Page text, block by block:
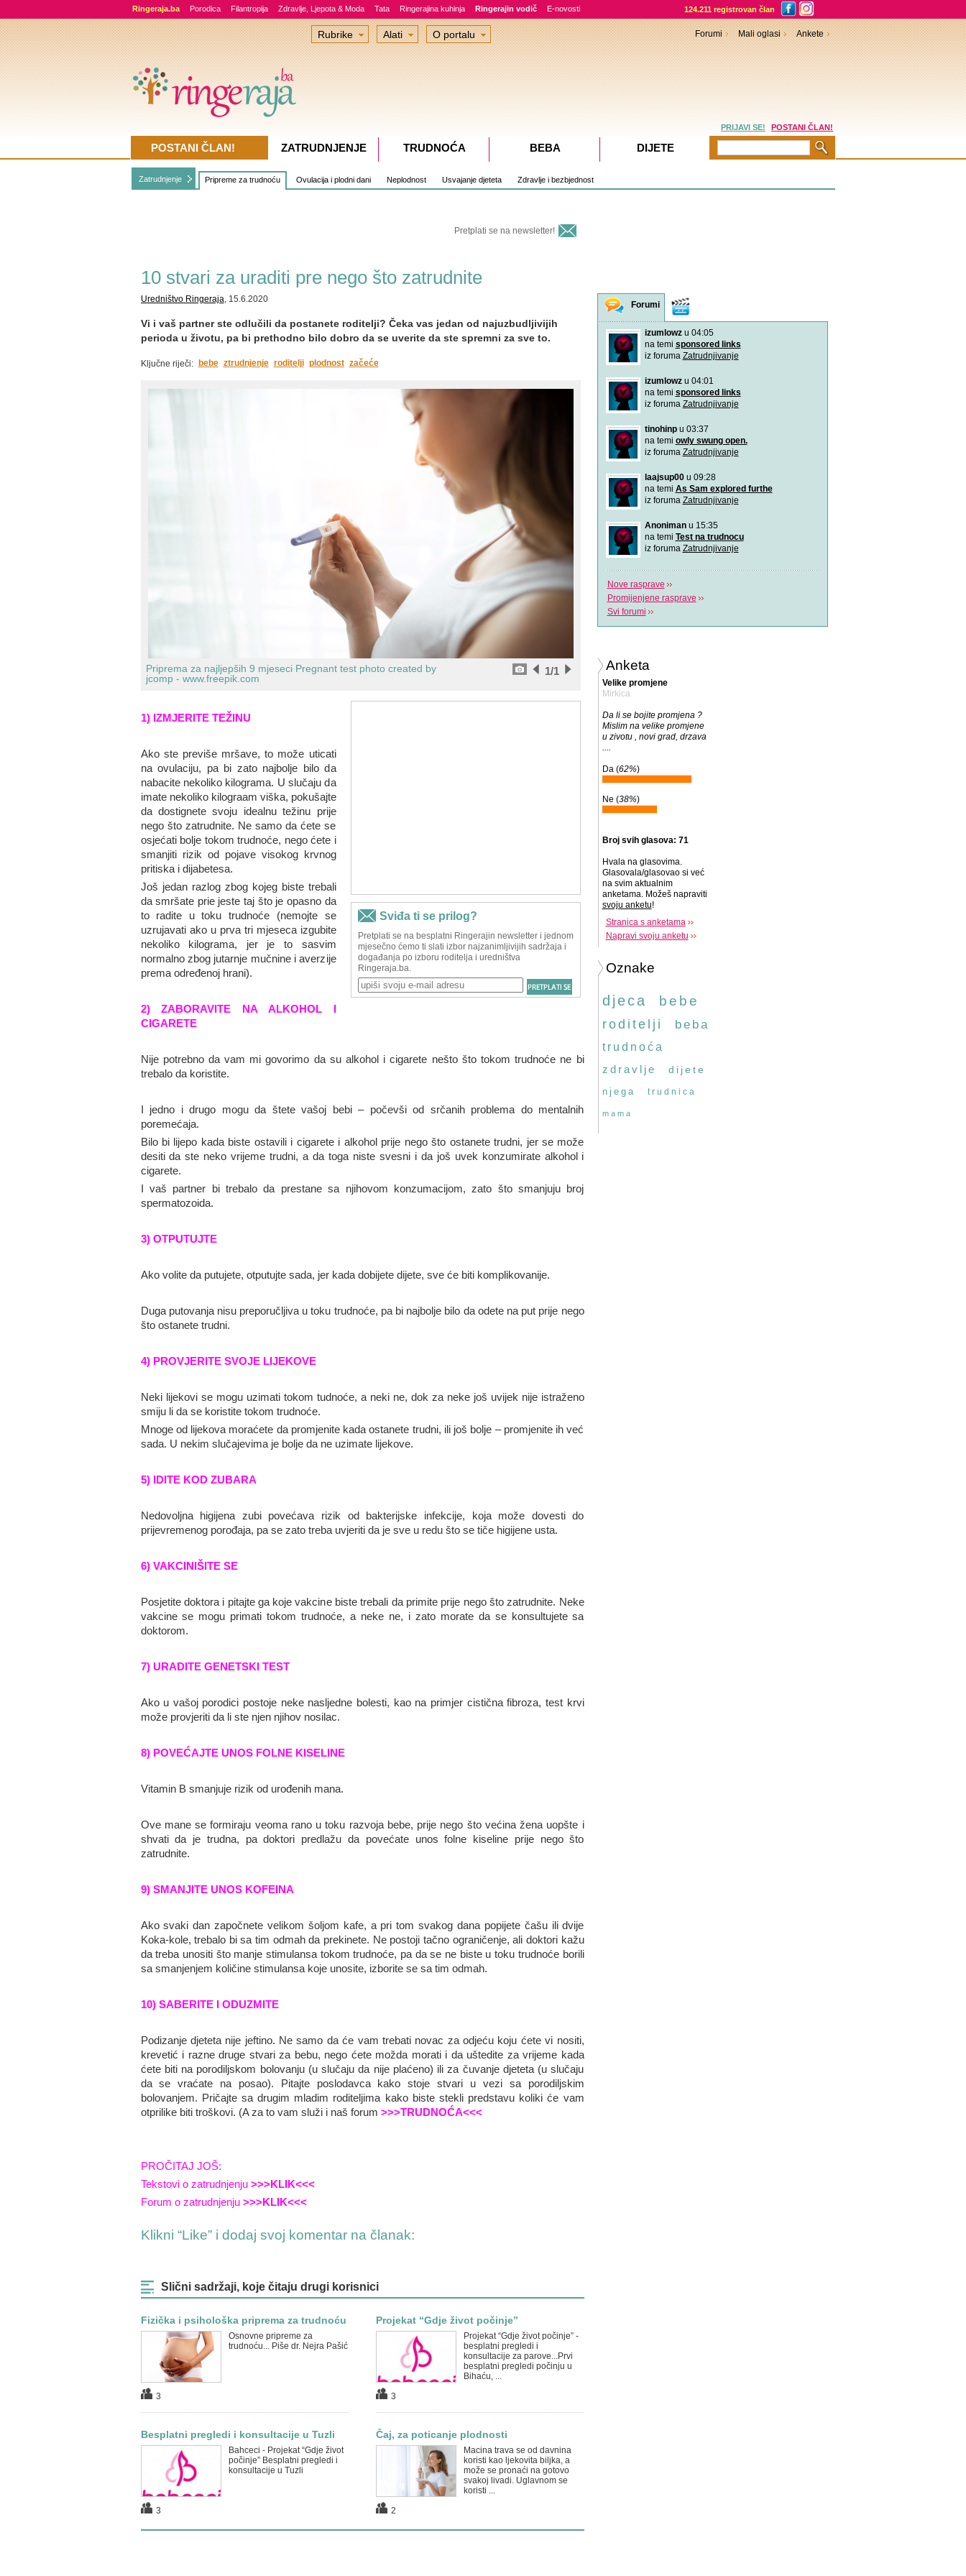
Ringeraja.ba Porodica Filantropija Zdravlje, Ljepota & Moda Tata Ringerajina kuhinja Ringerajin vodič E-novosti 124.211 registrovan član
Zatrudnjenje Pripreme za trudnoću Ovulacija i plodni dani Neplodnost Usvajanje djeteta Zdravlje i bezbjednost
Pretplati se na newsletter!
10 stvari za uraditi pre nego što zatrudnite
Uredništvo Ringeraja, 15.6.2020
Vi i vaš partner ste odlučili da postanete roditelji? Čeka vas jedan od najuzbudljivijih
perioda u životu, pa bi prethodno bilo dobro da se uverite da ste spremni za sve to.
Ključne riječi: bebe ztrudnjenje roditelji plodnost začeće
Priprema za najljepših 9 mjeseci Pregnant test photo created by
jcomp - www.freepik.com
/1
1
1) IZMJERITE TEŽINU
Ako ste previše mršave, to može uticati
na ovulaciju, pa bi zato najbolje bilo da
nabacite nekoliko kilograma. U slučaju da
imate nekoliko kilograam viška, pokušajte
da dostignete svoju idealnu težinu prije
nego što zatrudnite. Ne samo da ćete se
osjećati bolje tokom trudnoće, nego ćete i
smanjiti rizik od pojave visokog krvnog
pritiska i dijabetesa.
Još jedan razlog zbog kojeg biste trebali
da smršate prie jeste taj što je opasno da
to radite u toku trudnoće (nemojte se
uzrujavati ako u prva tri mjeseca izgubite
nekoliko kilograma, jer je to sasvim
normalno zbog jutarnje mučnine i averzije
prema određenoj hrani).
2) ZABORAVITE NA ALKOHOL I
CIGARETE
Nije potrebno da vam mi govorimo da su alkohol i cigarete nešto što tokom trudnoće ne bi
trebalo da koristite.
I jedno i drugo mogu da štete vašoj bebi – počevši od srčanih problema do mentalnih
poremećaja.
Bilo bi lijepo kada biste ostavili i cigarete i alkohol prije nego što ostanete trudni, jer se može
desiti da ste neko vrijeme trudni, a da toga niste svesni i da još uvek konzumirate alkohol i
cigarete.
I vaš partner bi trebalo da prestane sa njihovom konzumacijom, zato što smanjuju broj
spermatozoida.
3) OTPUTUJTE
Ako volite da putujete, otputujte sada, jer kada dobijete dijete, sve će biti komplikovanije.
Duga putovanja nisu preporučljiva u toku trudnoće, pa bi najbolje bilo da odete na put prije nego
što ostanete trudni.
4) PROVJERITE SVOJE LIJEKOVE
Neki lijekovi se mogu uzimati tokom tudnoće, a neki ne, dok za neke još uvijek nije istraženo
smiju li da se koristite tokom trudnoće.
Mnoge od lijekova moraćete da promjenite kada ostanete trudni, ili još bolje – promjenite ih već
sada. U nekim slučajevima je bolje da ne uzimate lijekove.
5) IDITE KOD ZUBARA
Nedovoljna higijena zubi povećava rizik od bakterijske infekcije, koja može dovesti do
prijevremenog porođaja, pa se zato treba uvjeriti da je sve u redu što se tiče higijene usta.
6) VAKCINIŠITE SE
Posjetite doktora i pitajte ga koje vakcine biste trebali da primite prije nego što zatrudnite. Neke
vakcine se mogu primati tokom trudnoće, a neke ne, i zato morate da se konsultujete sa
doktorom.
7) URADITE GENETSKI TEST
Ako u vašoj porodici postoje neke nasljedne bolesti, kao na primjer cistična fibroza, test krvi
može provjeriti da li ste njen njihov nosilac.
8) POVEĆAJTE UNOS FOLNE KISELINE
Vitamin B smanjuje rizik od urođenih mana.
Ove mane se formiraju veoma rano u toku razvoja bebe, prije nego što većina žena uopšte i
shvati da je trudna, pa doktori predlažu da povećate unos folne kiseline prije nego što
zatrudnite.
9) SMANJITE UNOS KOFEINA
Ako svaki dan započnete velikom šoljom kafe, a pri tom svakog dana popijete čašu ili dvije
Koka-kole, trebalo bi sa tim odmah da prekinete. Ne postoji tačno ograničenje, ali doktori kažu
da treba unositi što manje stimulansa tokom trudnoće, pa da se ne biste u toku trudnoće borili
sa smanjenjem količine stimulansa koje unosite, izborite se sa tim odmah.
10) SABERITE I ODUZMITE
Podizanje djeteta nije jeftino. Ne samo da će vam trebati novac za odjeću koju ćete vi nositi,
krevetić i razne druge stvari za bebu, nego ćete možda morati i da uštedite za vrijeme kada
ćete biti na porodiljskom bolovanju (u slučaju da nije plaćeno) ili za čuvanje djeteta (u slučaju
da se vraćate na posao). Pitajte poslodavca kako stoje stvari u vezi sa porodiljskim
bolovanjem. Pričajte sa drugim mladim roditeljima kako biste stekli predstavu koliki će vam
otprilike biti troškovi. (A za to vam služi i naš forum >>>TRUDNOĆA<<<
PROČITAJ JOŠ:
Tekstovi o zatrudnjenju >>>KLIK<<<
Forum o zatrudnjenju >>>KLIK<<<
Klikni “Like” i dodaj svoj komentar na članak:
Slični sadržaji, koje čitaju drugi korisnici
Fizička i psihološka priprema za trudnoću
Osnovne pripreme za
trudnoću... Piše dr. Nejra Pašić
3
Projekat “Gdje život počinje”
Projekat “Gdje život počinje” -
besplatni pregledi i
konsultacije za parove...Prvi
besplatni pregledi počinju u
Bihaću, ...
3
Besplatni pregledi i konsultacije u Tuzli
Bahceci - Projekat “Gdje život
počinje” Besplatni pregledi i
konsultacije u Tuzli
3
Čaj, za poticanje plodnosti
Macina trava se od davnina
koristi kao ljekovita biljka, a
može se pronaći na gotovo
svakoj livadi. Uglavnom se
koristi ...
2
Forumi
izumlowzu 04:05
na temi sponsored links
iz foruma Zatrudnjivanje
izumlowzu 04:01
na temi sponsored links
iz foruma Zatrudnjivanje
tinohinpu 03:37
na temi owly swung open.
iz foruma Zatrudnjivanje
laajsup00u 09:28
na temi As Sam explored furthe
iz foruma Zatrudnjivanje
Anonimanu 15:35
na temi Test na trudnocu
iz foruma Zatrudnjivanje
Nove rasprave
Promijenjene rasprave
Svi forumi
Anketa
Velike promjene
Mirkica
Da li se bojite promjena ?
Mislim na velike promjene
u zivotu , novi grad, drzava
....
Da (62%)
Ne (38%)
Broj svih glasova: 71
Hvala na glasovima.
Glasovala/glasovao si već
na svim aktualnim
anketama. Možeš napraviti
svoju anketu!
Stranica s anketama
Napravi svoju anketu
Oznake
djeca bebe
roditelji beba
trudnoća
zdravlje
dijete
njega trudnica
mama
Rubrike Alati O portalu Forumi Mali oglasi Ankete
PRIJAVI SE! POSTANI ČLAN!
POSTANI ČLAN! ZATRUDNJENJE TRUDNOĆA BEBA DIJETE